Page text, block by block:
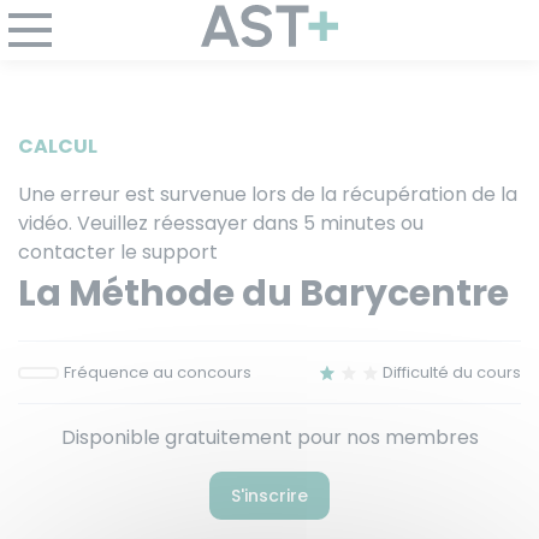
CALCUL
Une erreur est survenue lors de la récupération de la
vidéo. Veuillez réessayer dans 5 minutes ou
contacter le support
La Méthode du Barycentre
Fréquence au concours Difficulté du cours
Disponible gratuitement pour nos membres
S'inscrire
Panneau de gestion des cookies